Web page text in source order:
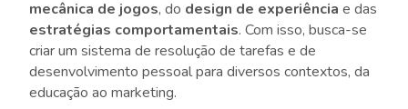
mecânica de jogos, do design de experiência e das
estratégias comportamentais. Com isso, busca-se
criar um sistema de resolução de tarefas e de
desenvolvimento pessoal para diversos contextos, da
educação ao marketing.